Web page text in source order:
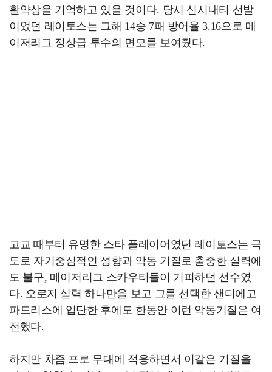
활약상을 기억하고 있을 것이다. 당시 신시내티 선발
이었던 레이토스는 그해 14승 7패 방어율 3.16으로 메
이저리그 정상급 투수의 면모를 보여줬다.
고교 때부터 유명한 스타 플레이어였던 레이토스는 극
도로 자기중심적인 성향과 악동 기질로 출중한 실력에
도 불구, 메이저리그 스카우터들이 기피하던 선수였
다. 오로지 실력 하나만을 보고 그를 선택한 샌디에고
파드리스에 입단한 후에도 한동안 이런 악동기질은 여
전했다.
하지만 차즘 프로 무대에 적응하면서 이같은 기질을